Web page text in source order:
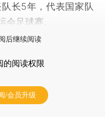
长5年，代表国家队
会足球赛。
后继续阅读
的阅读权限
/会员升级